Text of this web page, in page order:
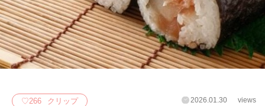
♡266 クリップ 2026.01.30 views